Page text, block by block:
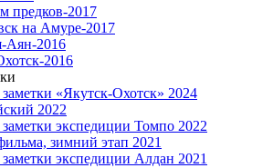
предков-2017
на Амуре-2017
Аян-2016
2016
«Якутск-Охотск» 2024
2022
экспедиции Томпо 2022
зимний этап 2021
экспедиции Алдан 2021